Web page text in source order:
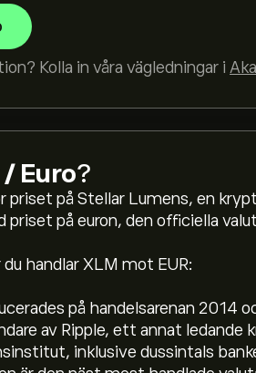
Kolla in våra vägledningar i
Euro?
priset på Stellar Lumens, en
priset på euron, den officiella
handlar XLM mot EUR:
på handelsarenan 2014
av Ripple, ett annat
inklusive dussintals
är 0.13855‎€‎